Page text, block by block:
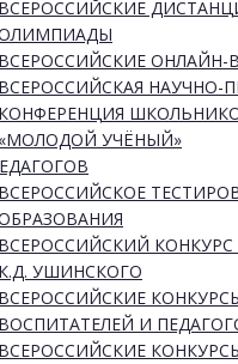
ВСЕРОССИЙСКИЕ
ВСЕРОССИЙСКИЕ
ВСЕРОССИЙСКАЯ НАУЧНО-
КОНФЕРЕНЦИЯ
«МОЛОДОЙ УЧЁНЫЙ»
ВСЕРОССИЙСКОЕ
ВСЕРОССИЙСКИЙ
К.Д. УШИНСКОГО
ВСЕРОССИЙСКИЕ
ВОСПИТАТЕЛЕЙ И
ВСЕРОССИЙСКИЕ